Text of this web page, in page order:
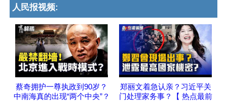
人民报视频:
蔡奇拥护一尊执政到90岁？
中南海真的出现“两个中央”？
郑丽文着急认亲？习近平关
门处理家务事？【 热点最前